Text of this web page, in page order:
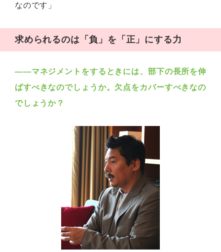
なのです」
求められるのは「負」を「正」にする力
――マネジメントをするときには、部下の長所を伸
ばすべきなのでしょうか。欠点をカバーすべきなの
でしょうか？